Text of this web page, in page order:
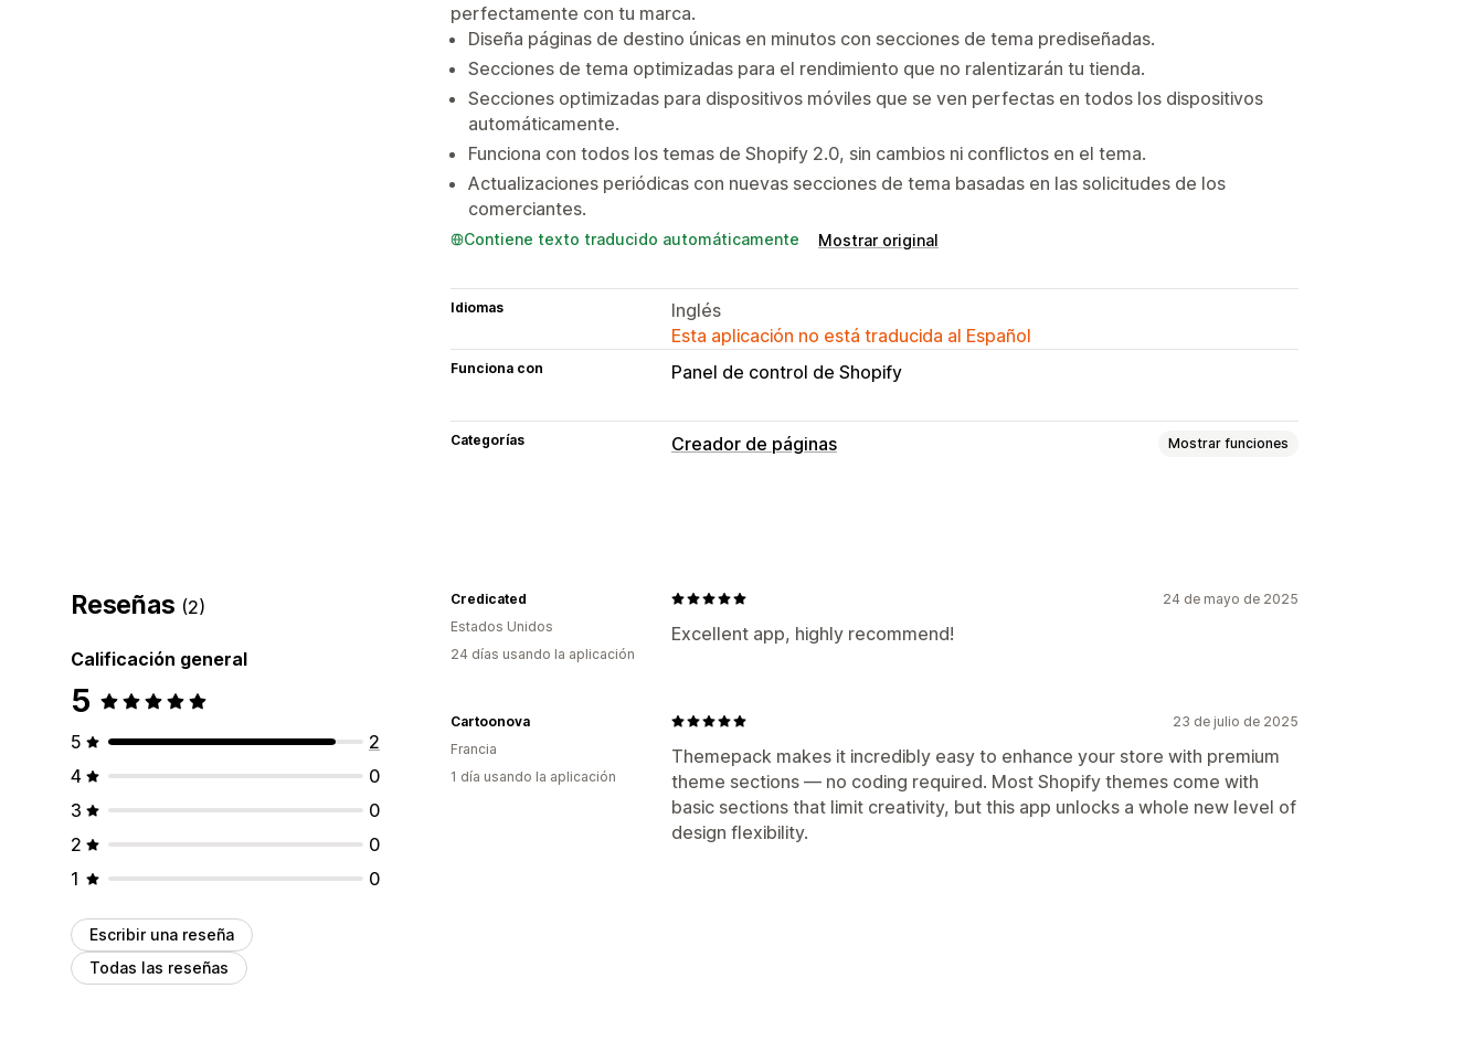
perfectamente con tu marca.
Diseña páginas de destino únicas en minutos con secciones de tema prediseñadas.
Secciones de tema optimizadas para el rendimiento que no ralentizarán tu tienda.
Secciones optimizadas para dispositivos móviles que se ven perfectas en todos los dispositivos
automáticamente.
Funciona con todos los temas de Shopify 2.0, sin cambios ni conflictos en el tema.
Actualizaciones periódicas con nuevas secciones de tema basadas en las solicitudes de los
comerciantes.
Contiene texto traducido automáticamente Mostrar original
Idiomas
Inglés
Esta aplicación no está traducida al Español
Funciona con Panel de control de Shopify
Categorías Creador de páginas Mostrar funciones
Páginas de agradecimiento
Vista rápida
Página de reseñas
Secciones de temas
Páginas personalizadas
Gestión de páginas
Herramienta de edición
Reseñas (2)
Calificación general
5
5
2
4
0
3
0
2
0
1
0
Escribir una reseña
Todas las reseñas
24 de mayo de 2025
Excellent app, highly recommend!
Credicated
Estados Unidos
24 días usando la aplicación
23 de julio de 2025
Themepack makes it incredibly easy to enhance your store with premium
theme sections — no coding required. Most Shopify themes come with
basic sections that limit creativity, but this app unlocks a whole new level of
design flexibility.
Cartoonova
Francia
1 día usando la aplicación